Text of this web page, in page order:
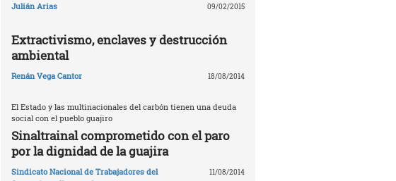
Julián Arias 09/02/2015
Extractivismo, enclaves y destrucción
ambiental
Renán Vega Cantor 18/08/2014
El Estado y las multinacionales del carbón tienen una deuda
social con el pueblo guajiro
Sinaltrainal comprometido con el paro
por la dignidad de la guajira
Sindicato Nacional de Trabajadores del
11/08/2014